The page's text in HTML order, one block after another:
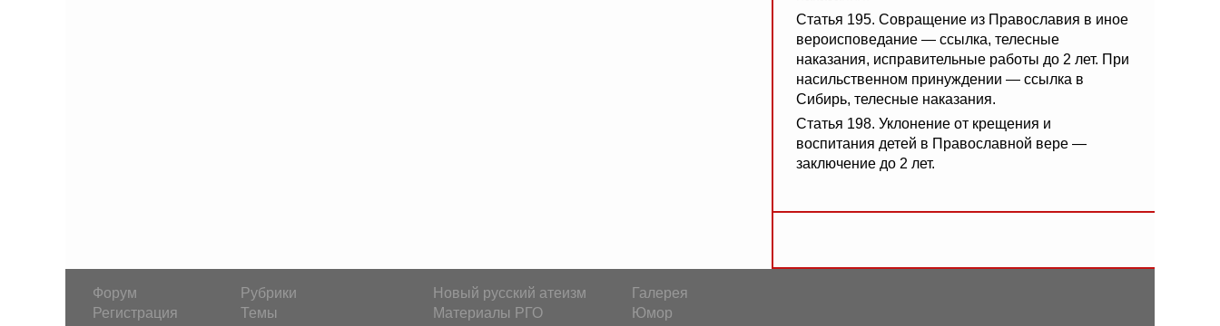
Статья 195. Совращение из Православия в иное
вероисповедание — ссылка, телесные
наказания, исправительные работы до 2 лет. При
насильственном принуждении — ссылка в
Сибирь, телесные наказания.
Статья 198. Уклонение от крещения и
воспитания детей в Православной вере —
заключение до 2 лет.
Форум
Регистрация
Рубрики
Темы
Новый русский атеизм
Материалы РГО
Галерея
Юмор